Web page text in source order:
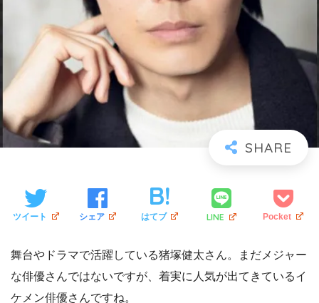
ツイート シェア はてブ LINE Pocket
舞台やドラマで活躍している猪塚健太さん。まだメジャー
な俳優さんではないですが、着実に人気が出てきているイ
ケメン俳優さんですね。